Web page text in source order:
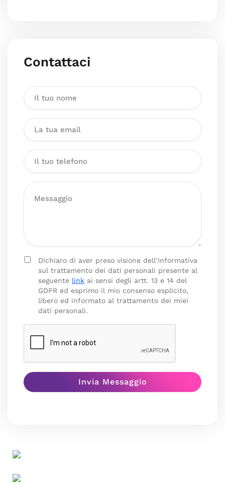
Contattaci
Dichiaro di aver preso visione dell’Informativa
sul trattamento dei dati personali presente al
seguente link ai sensi degli artt. 13 e 14 del
GDPR ed esprimo il mio consenso esplicito,
libero ed informato al trattamento dei miei
dati personali.